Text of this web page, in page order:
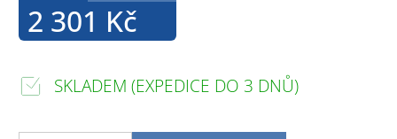
2 301 Kč
SKLADEM (EXPEDICE DO 3 DNŮ)